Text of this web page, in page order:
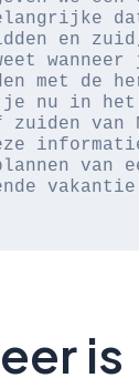
en
met de
je nu in het
zuiden van
van
is